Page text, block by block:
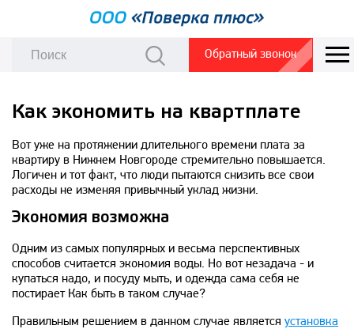
Обратный звонок
Как экономить на квартплате
Вот уже на протяжении длительного времени плата за
квартиру в Нижнем Новгороде стремительно повышается.
Логичен и тот факт, что люди пытаются снизить все свои
расходы не изменяя привычный уклад жизни.
Экономия возможна
Одним из самых популярных и весьма перспективных
способов считается экономия воды. Но вот незадача - и
купаться надо, и посуду мыть, и одежда сама себя не
постирает Как быть в таком случае?
Правильным решением в данном случае является установка